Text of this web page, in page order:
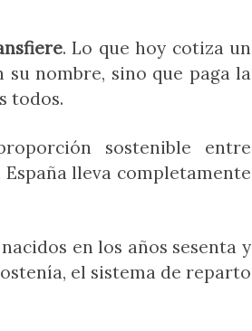
. Lo que hoy cotiza un
nombre, sino que paga la
todos.
sostenible entre
lleva completamente
en los años sesenta y
el sistema de reparto